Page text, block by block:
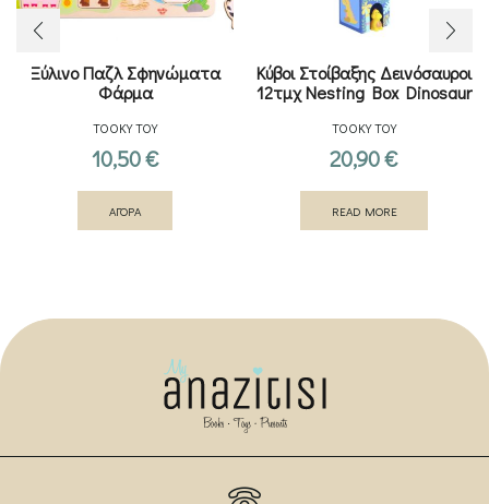
Ξύλινο Παζλ Σφηνώματα
Φάρμα
TOOKY TOY
10,50€
ΑΓΟΡΑ
Κύβοι Στοίβαξης Δεινόσαυροι
12τμχ Nesting Box Dinosaur
TOOKY TOY
20,90€
READ MORE